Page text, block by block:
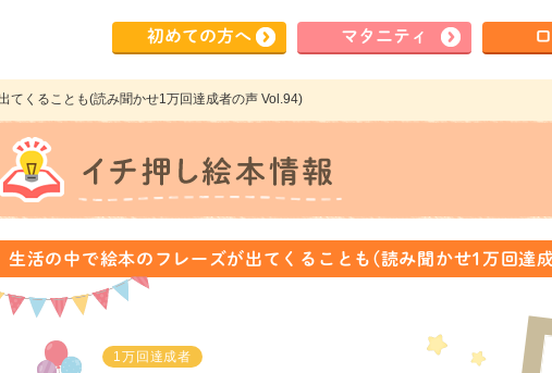
初めての方へ マタ ニティ
てくることも(読み聞かせ1万回達成者の声 Vol.94)
生活の中で絵本のフレーズが出てくることも(読み聞かせ1万回達
1万回達成者